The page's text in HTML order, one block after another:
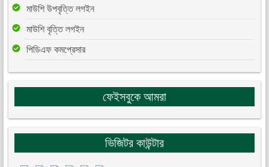
মাউশি উপবৃত্তি লগইন
মাউশি বৃত্তি লগইন
পিডিএফ কমপ্রেসার
ফেইসবুকে আমরা
ভিজিটর কাউন্টার